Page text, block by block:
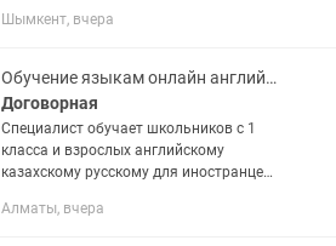
Обязанности Устный
онлайн-совещаний в...
Шымкент, вчера
Обучение языкам онлайн английский казахский русский турецкий репетитор
Договорная
Специалист обучает школьников с 1
класса и взрослых английскому
казахскому русскому для иностранцев,
тестированиям НИШ, Ент, Казтест и др.
Алматы, вчера